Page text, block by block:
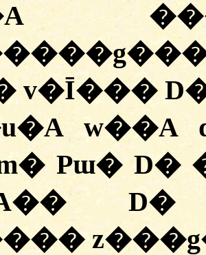
v�Ī���
w��A
Pɯ�